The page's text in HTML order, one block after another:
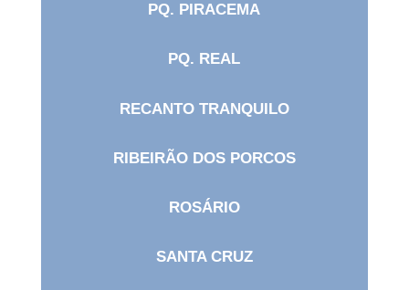
PQ. PIRACEMA
PQ. REAL
RECANTO TRANQUILO
RIBEIRÃO DOS PORCOS
ROSÁRIO
SANTA CRUZ